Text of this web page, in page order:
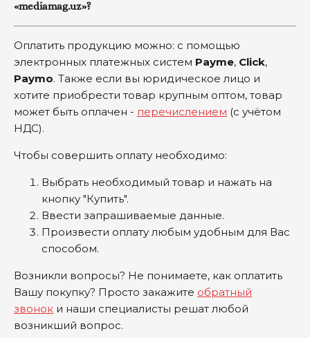
«mediamag.uz»?
Оплатить продукцию можно: с помощью
электронных платежных систем Payme, Click,
Paymо. Также если вы юридическое лицо и
хотите приобрести товар крупным оптом, товар
может быть оплачен - перечислением (с учётом
НДС).
Чтобы совершить оплату необходимо:
Выбрать необходимый товар и нажать на
кнопку "Купить".
Ввести запрашиваемые данные.
Произвести оплату любым удобным для Вас
способом.
Возникли вопросы? Не понимаете, как оплатить
Вашу покупку? Просто закажите обратный
звонок и наши специалисты решат любой
возникший вопрос.